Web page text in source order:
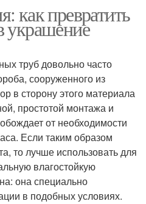
как превратить
украшение
труб довольно часто
сооруженного из
в сторону этого материала
простотой монтажа и
от необходимости
Если таким образом
то лучше использовать для
влагостойкую
она специально
в подобных условиях.